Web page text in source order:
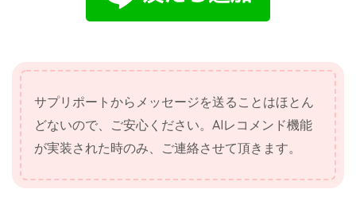
サプリポートからメッセージを送ることはほとん
どないので、ご安心ください。AIレコメンド機能
が実装された時のみ、ご連絡させて頂きます。